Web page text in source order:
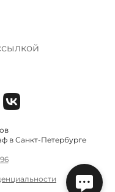
в Санкт-Петербурге